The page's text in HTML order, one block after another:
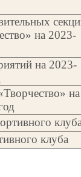
на 2023-
на 2023-
на
клуба